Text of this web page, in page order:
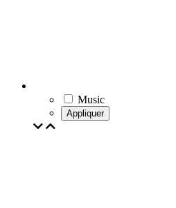
Music
Appliquer